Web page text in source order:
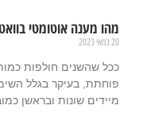
מהו מענה אוטומטי
20 במאי 2023
ככל שהשנים חולפות
פוחתת, בעיקר בגלל
מיידים שונות ובראשן